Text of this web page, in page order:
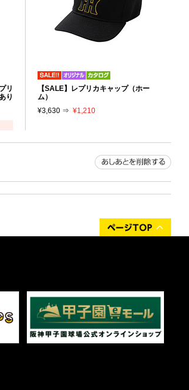
リ
り
【SALE】レプリカキャップ（ホー
ム）
¥3,630 ⇒ ¥1,210